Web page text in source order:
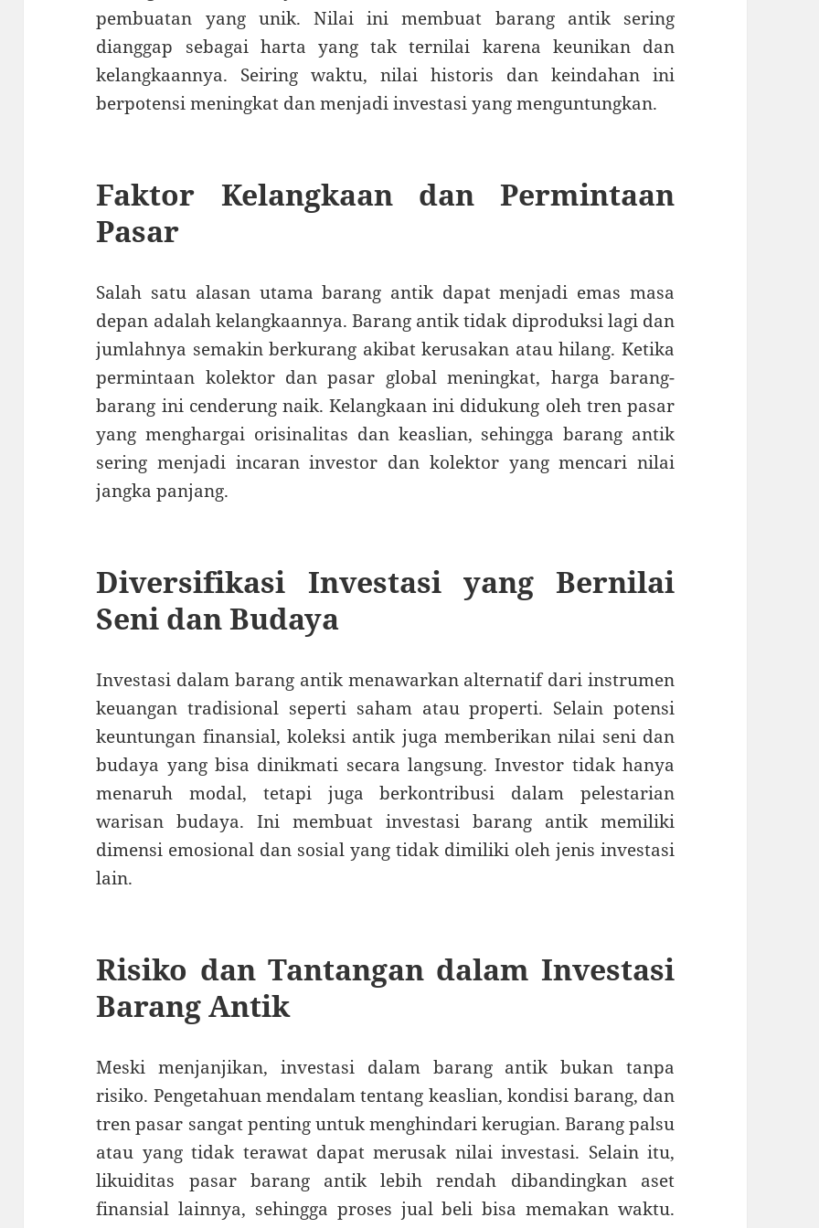
pembuatan yang unik. Nilai ini membuat barang antik sering
dianggap sebagai harta yang tak ternilai karena keunikan dan
kelangkaannya. Seiring waktu, nilai historis dan keindahan ini
berpotensi meningkat dan menjadi investasi yang menguntungkan.
Faktor Kelangkaan dan Permintaan
Pasar
Salah satu alasan utama barang antik dapat menjadi emas masa
depan adalah kelangkaannya. Barang antik tidak diproduksi lagi dan
jumlahnya semakin berkurang akibat kerusakan atau hilang. Ketika
permintaan kolektor dan pasar global meningkat, harga barang-
barang ini cenderung naik. Kelangkaan ini didukung oleh tren pasar
yang menghargai orisinalitas dan keaslian, sehingga barang antik
sering menjadi incaran investor dan kolektor yang mencari nilai
jangka panjang.
Diversifikasi Investasi yang Bernilai
Seni dan Budaya
Investasi dalam barang antik menawarkan alternatif dari instrumen
keuangan tradisional seperti saham atau properti. Selain potensi
keuntungan finansial, koleksi antik juga memberikan nilai seni dan
budaya yang bisa dinikmati secara langsung. Investor tidak hanya
menaruh modal, tetapi juga berkontribusi dalam pelestarian
warisan budaya. Ini membuat investasi barang antik memiliki
dimensi emosional dan sosial yang tidak dimiliki oleh jenis investasi
lain.
Risiko dan Tantangan dalam Investasi
Barang Antik
Meski menjanjikan, investasi dalam barang antik bukan tanpa
risiko. Pengetahuan mendalam tentang keaslian, kondisi barang, dan
tren pasar sangat penting untuk menghindari kerugian. Barang palsu
atau yang tidak terawat dapat merusak nilai investasi. Selain itu,
likuiditas pasar barang antik lebih rendah dibandingkan aset
finansial lainnya, sehingga proses jual beli bisa memakan waktu.